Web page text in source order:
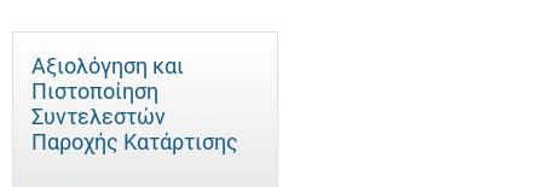
Αξιολόγηση και
Πιστοποίηση
Συντελεστών
Παροχής Κατάρτισης